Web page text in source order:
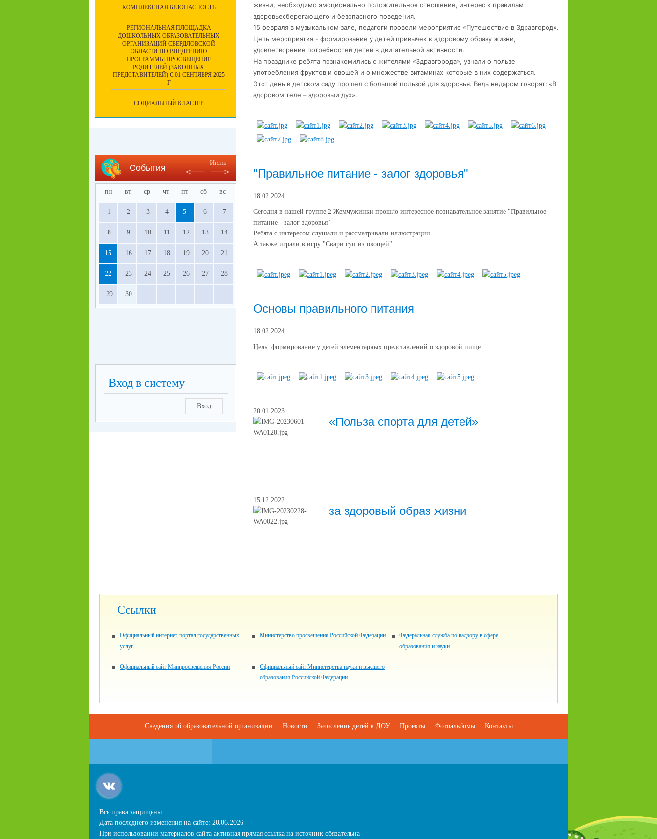
жизни, необходимо эмоционально положительное отношение, интерес к правилам
здоровьесберегающего и безопасного поведения.
15 февраля в музыкальном зале, педагоги провели мероприятие «Путешествие в Здравгород».
Цель мероприятия - формирование у детей привычек к здоровому образу жизни,
удовлетворение потребностей детей в двигательной активности.
На празднике ребята познакомились с жителями «Здравгорода», узнали о пользе
употребления фруктов и овощей и о множестве витаминах которые в них содержаться.
Этот день в детском саду прошел с большой пользой для здоровья. Ведь недаром говорят: «В
здоровом теле – здоровый дух».
"Правильное питание - залог здоровья"
18.02.2024
Сегодня в нашей группе 2 Жемчужинки прошло интересное познавательное занятие "Правильное
питание - залог здоровья"
Ребята с интересом слушали и рассматривали иллюстрации
А также играли в игру "Свари суп из овощей".
Основы правильного питания
18.02.2024
Цель: формирование у детей элементарных представлений о здоровой пище.
20.01.2023
«Польза спорта для детей»
15.12.2022
за здоровый образ жизни
КОМПЛЕКСНАЯ БЕЗОПАСНОСТЬ
РЕГИОНАЛЬНАЯ ПЛОЩАДКА
ДОШКОЛЬНЫХ ОБРАЗОВАТЕЛЬНЫХ
ОРГАНИЗАЦИЙ СВЕРДЛОВСКОЙ
ОБЛАСТИ ПО ВНЕДРЕНИЮ
ПРОГРАММЫ ПРОСВЕЩЕНИЕ
РОДИТЕЛЕЙ (ЗАКОННЫХ
ПРЕДСТАВИТЕЛЕЙ) С 01 СЕНТЯБРЯ 2025
Г
СОЦИАЛЬНЫЙ КЛАСТЕР
События
Июнь
пн вт ср чт пт сб вс
1 2 3 4 5 6 7
8 9 10 11 12 13 14
15 16 17 18 19 20 21
22 23 24 25 26 27 28
29 30
Вход в систему
Вход
Ссылки
Официальный интернет-портал государственных
услуг
Министерство просвещения Российской Федерации
Федеральная служба по надзору в сфере
образования и науки
Официальный сайт Минпросвещения России
Официальный сайт Министерства науки и высшего
образования Российской Федерации
Сведения об образовательной организации Новости Зачисление детей в ДОУ Проекты Фотоальбомы Контакты
Все права защищены.
Дата последнего изменения на сайте: 20.06.2026
При использовании материалов сайта активная прямая ссылка на источник обязательна